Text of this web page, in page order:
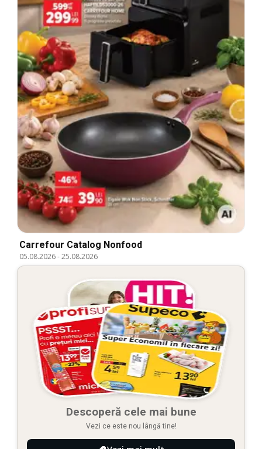
Carrefour Catalog Nonfood
05.08.2026-25.08.2026
Descoperă cele mai bune
Vezi ce este nou lângă tine!